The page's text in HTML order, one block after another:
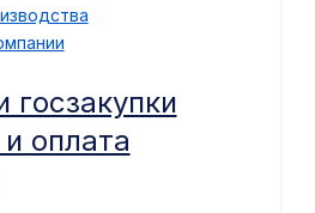
госзакупки
оплата